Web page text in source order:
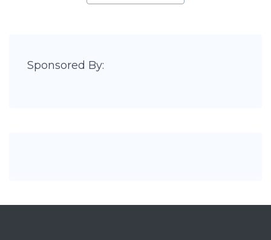
Sponsored By: